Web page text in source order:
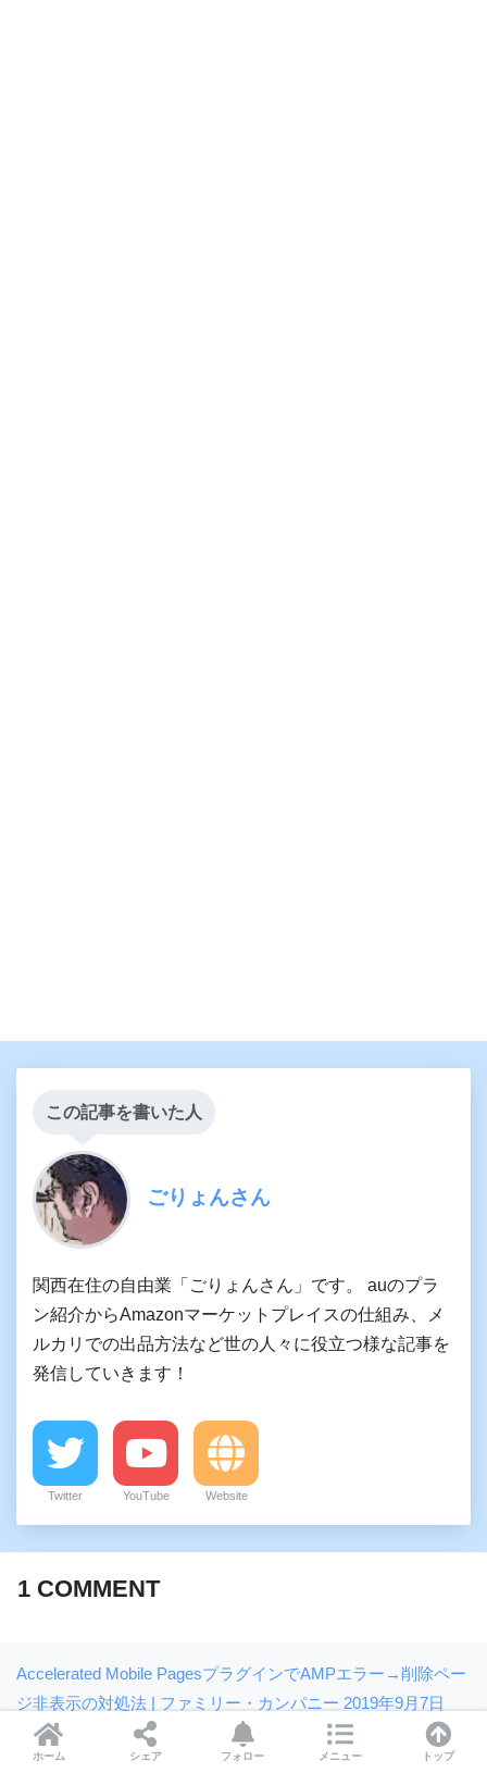
この記事を書いた人
ごりょんさん
関西在住の自由業「ごりょんさん」です。 auのプラ
ン紹介からAmazonマーケットプレイスの仕組み、メ
ルカリでの出品方法など世の人々に役立つ様な記事を
発信していきます！
Twitter YouTube Website
1 COMMENT
Accelerated Mobile PagesプラグインでAMPエラー→削除ペー
ジ非表示の対処法 | ファミリー・カンパニー 2019年9月7日
[…] という対応をして修正をかけたりします。参考：木村
石鹸 髪飾り情報局 […]
ホーム シェア フォロー メニュー トップ